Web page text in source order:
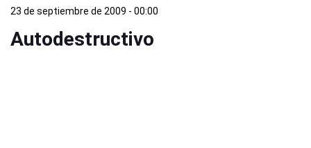
23 de septiembre de 2009 - 00:00
Autodestructivo